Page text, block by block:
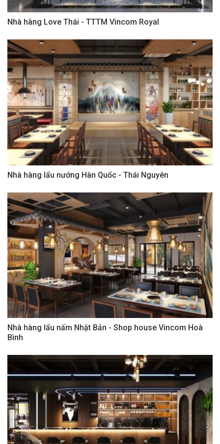
Nhà hàng Love Thái - TTTM Vincom Royal
Nhà hàng lẩu nướng Hàn Quốc - Thái Nguyên
Nhà hàng lẩu nấm Nhật Bản - Shop house Vincom Hoà
Bình